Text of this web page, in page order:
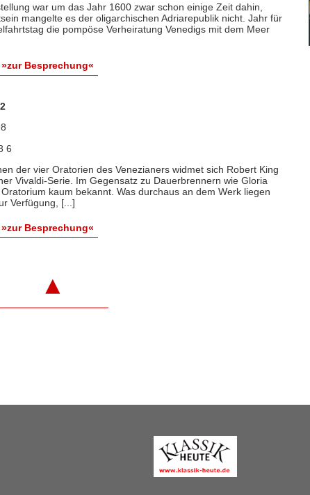
war um das Jahr 1600 zwar schon einige Zeit dahin,
mangelte es der oligarchischen Adriarepublik nicht. Jahr für
die pompöse Verheiratung Venedigs mit dem Meer
»zur Besprechung«
6
der vier Oratorien des Venezianers widmet sich Robert King
Vivaldi-Serie. Im Gegensatz zu Dauerbrennern wie Gloria
kaum bekannt. Was durchaus an dem Werk liegen
Verfügung, [...]
»zur Besprechung«
▲